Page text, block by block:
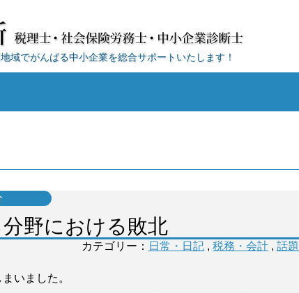
域でがんばる中小企業を総合サポートいたします！
野における敗北
カテゴリー： 日常・日記 , 税務・会計 , 話題
いました。